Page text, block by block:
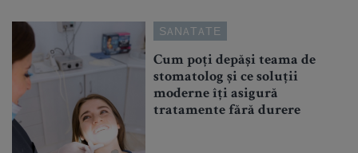
SANATATE
Cum poți depăși teama de
stomatolog și ce soluții
moderne îți asigură
tratamente fără durere